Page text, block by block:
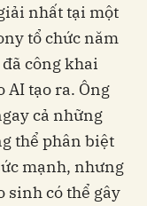
nhất tại một
tổ chức năm
công khai
AI tạo ra. Ông
cả những
thể phân biệt
mạnh, nhưng
sinh có thể gây